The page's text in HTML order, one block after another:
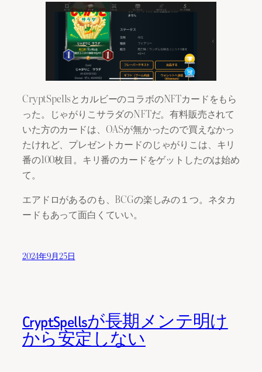
CryptSpellsとカルビーのコラボのNFTカードをもら
った。じゃがりこサラダのNFTだ。有料販売されて
いた方のカードは、OASが無かったので買えなかっ
たけれど、プレゼントカードのじゃがりこは、キリ
番の100枚目。キリ番のカードをゲットしたのは始め
て。
エアドロがあるのも、BCGの楽しみの１つ。ネタカ
ードもあって面白くていい。
2024年9月25日
CryptSpellsが長期メンテ明け
から安定しない